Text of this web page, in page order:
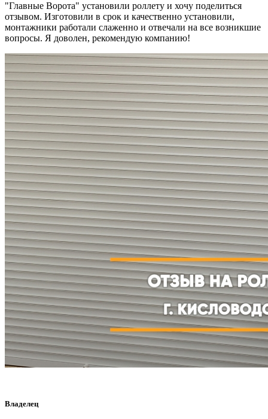
"Главные Ворота" установили роллету и хочу поделиться
отзывом. Изготовили в срок и качественно установили,
монтажники работали слаженно и отвечали на все возникшие
вопросы. Я доволен, рекомендую компанию!
Владелец